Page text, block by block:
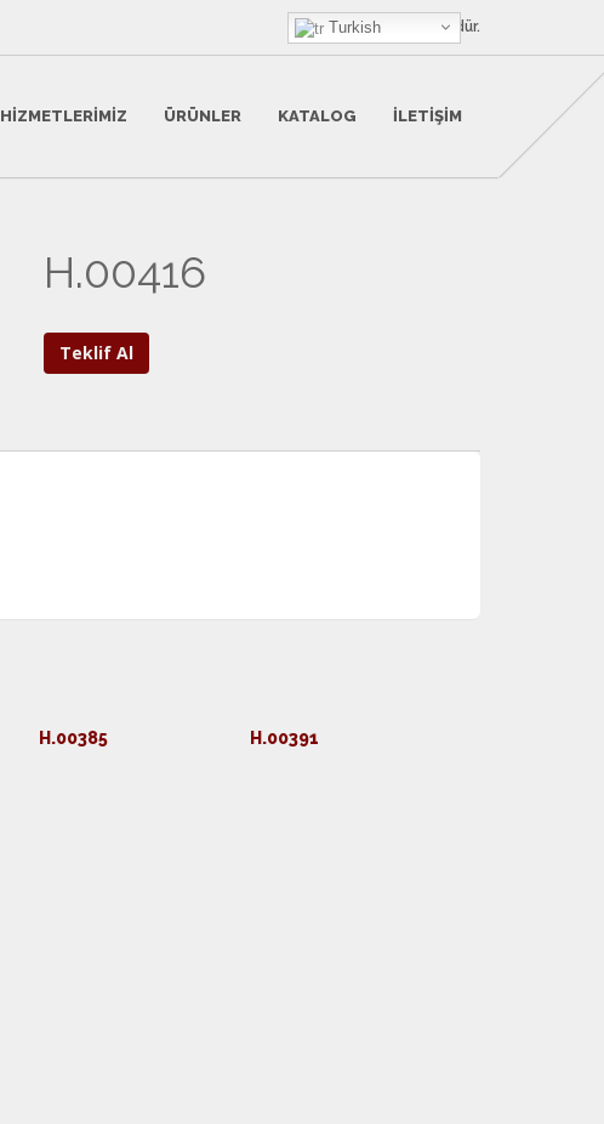
HanX BirOtohan Ürünüdür.
HIZMETLERIMIZ ÜRÜNLER KATALOG İLETIŞIM
H.00416
Teklif Al
H.00385 H.00391
Turkish